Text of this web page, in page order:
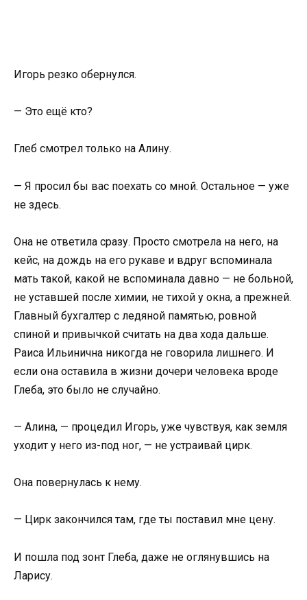
Игорь резко обернулся.
— Это ещё кто?
Глеб смотрел только на Алину.
— Я просил бы вас поехать со мной. Остальное — уже
не здесь.
Она не ответила сразу. Просто смотрела на него, на
кейс, на дождь на его рукаве и вдруг вспоминала
мать такой, какой не вспоминала давно — не больной,
не уставшей после химии, не тихой у окна, а прежней.
Главный бухгалтер с ледяной памятью, ровной
спиной и привычкой считать на два хода дальше.
Раиса Ильинична никогда не говорила лишнего. И
если она оставила в жизни дочери человека вроде
Глеба, это было не случайно.
— Алина, — процедил Игорь, уже чувствуя, как земля
уходит у него из-под ног, — не устраивай цирк.
Она повернулась к нему.
— Цирк закончился там, где ты поставил мне цену.
И пошла под зонт Глеба, даже не оглянувшись на
Ларису.